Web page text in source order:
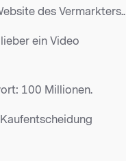
des Vermarkters..
ein Video
100 Millionen.